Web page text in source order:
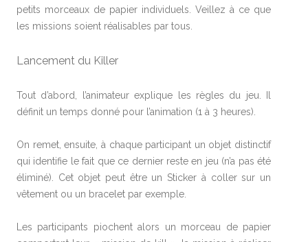
petits morceaux de papier individuels. Veillez à ce que
les missions soient réalisables par tous.
Lancement du Killer
Tout d’abord, l’animateur explique les règles du jeu. Il
définit un temps donné pour l’animation (1 à 3 heures).
On remet, ensuite, à chaque participant un objet distinctif
qui identifie le fait que ce dernier reste en jeu (n’a pas été
éliminé). Cet objet peut être un Sticker à coller sur un
vêtement ou un bracelet par exemple.
Les participants piochent alors un morceau de papier